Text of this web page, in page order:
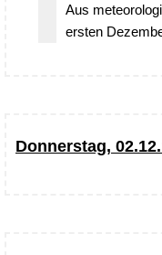
Aus
ersten
Donnerstag,